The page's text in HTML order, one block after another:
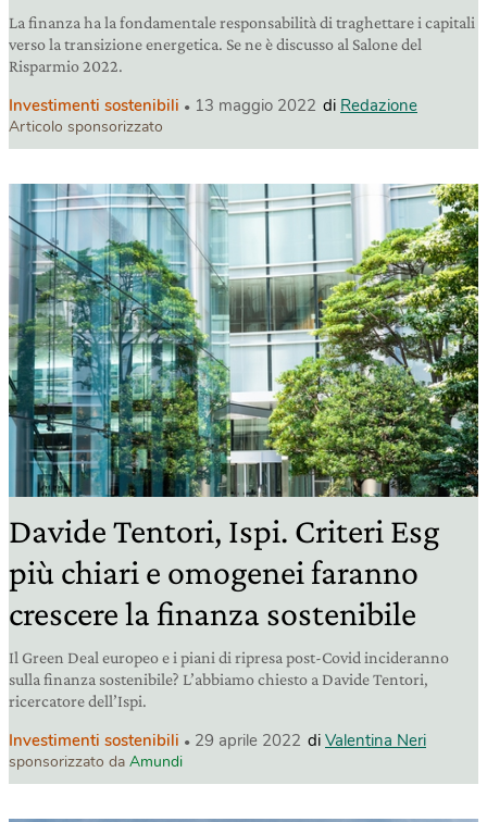
La finanza ha la fondamentale responsabilità di traghettare i capitali
verso la transizione energetica. Se ne è discusso al Salone del
Risparmio 2022.
Investimenti sostenibili 13 maggio 2022 di Redazione
Articolo sponsorizzato
Davide Tentori, Ispi. Criteri Esg
più chiari e omogenei faranno
crescere la finanza sostenibile
Il Green Deal europeo e i piani di ripresa post-Covid incideranno
sulla finanza sostenibile? L’abbiamo chiesto a Davide Tentori,
ricercatore dell’Ispi.
Investimenti sostenibili 29 aprile 2022 di Valentina Neri
sponsorizzato da Amundi